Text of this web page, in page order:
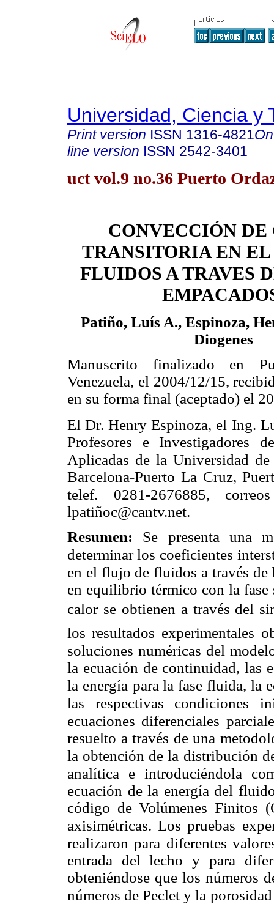
Universidad, Ciencia y
Print version ISSN 1316-4821
line version ISSN 2542-3401
uct vol.9 no.36 Puerto
CONVECCIÓN DE
TRANSITORIA EN
FLUIDOS A TRAVES
Patiño, Luís A., Espinoza,
Diogenes
Manuscrito finalizado en
Venezuela, el 2004/12/15,
en su forma final (aceptado) el
El Dr. Henry Espinoza, el Ing.
Profesores e Investigadores
Aplicadas de la Universidad
Barcelona-Puerto La Cruz,
telef. 0281-2676885,
lpatiñoc@cantv.net.
Resumen:
Se presenta una
determinar los coeficientes
en el flujo de fluidos a través de
en equilibrio térmico con la
calor se obtienen a través del
los resultados experimentales
soluciones numéricas del
la ecuación de continuidad, las
la energía para la fase fluida, la
las respectivas condiciones
ecuaciones diferenciales
resuelto a través de una
la obtención de la distribución
analítica e introduciéndola
ecuación de la energía del
código de Volúmenes Finitos
axisimétricas. Los pruebas
realizaron para diferentes
entrada del lecho y para
obteniéndose que los números
números de Peclet y la